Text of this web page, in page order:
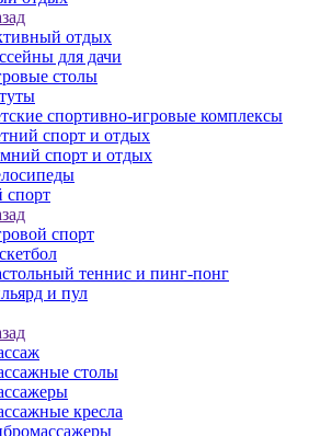
отдых
для дачи
столы
спортивно-игровые комплексы
спорт и отдых
спорт и отдых
спорт
спорт
теннис и пинг-понг
и пул
столы
кресла